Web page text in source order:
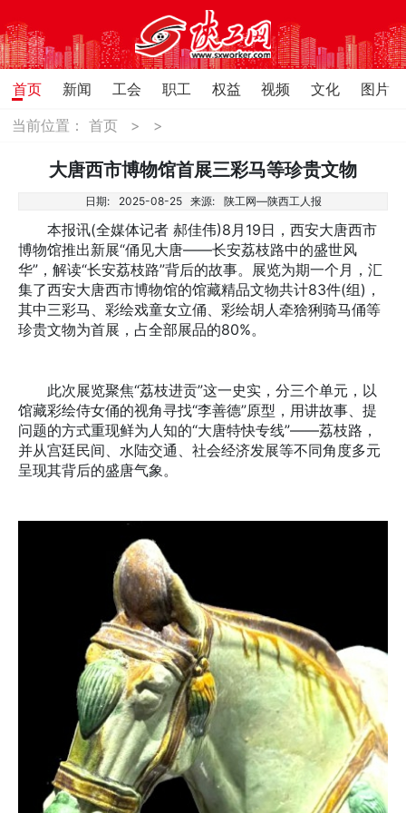
首页 新闻 工会 职工 权益 视频 文化
图片
当前位置：首页 > >
大唐西市博物馆首展三彩马等珍贵文物
日期: 2025-08-25 来源: 陕工网—陕西工人报
本报讯(全媒体记者 郝佳伟)8月19日，西安大唐西市
博物馆推出新展“俑见大唐——长安荔枝路中的盛世风
华”，解读“长安荔枝路”背后的故事。展览为期一个月，汇
集了西安大唐西市博物馆的馆藏精品文物共计83件(组)，
其中三彩马、彩绘戏童女立俑、彩绘胡人牵猞猁骑马俑等
珍贵文物为首展，占全部展品的80%。
此次展览聚焦“荔枝进贡”这一史实，分三个单元，以
馆藏彩绘侍女俑的视角寻找“李善德”原型，用讲故事、提
问题的方式重现鲜为人知的“大唐特快专线”——荔枝路，
并从宫廷民间、水陆交通、社会经济发展等不同角度多元
呈现其背后的盛唐气象。